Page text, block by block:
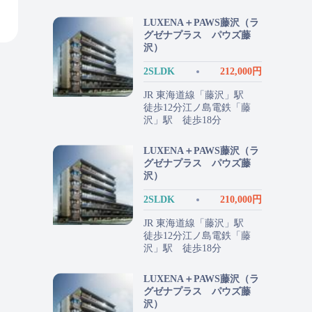
LUXENA＋PAWS藤沢（ラ
グゼナプラス パウズ藤
沢）
2SLDK 212,000円
JR 東海道線「藤沢」駅
徒歩12分江ノ島電鉄「藤
沢」駅 徒歩18分
LUXENA＋PAWS藤沢（ラ
グゼナプラス パウズ藤
沢）
2SLDK 210,000円
JR 東海道線「藤沢」駅
徒歩12分江ノ島電鉄「藤
沢」駅 徒歩18分
LUXENA＋PAWS藤沢（ラ
グゼナプラス パウズ藤
沢）